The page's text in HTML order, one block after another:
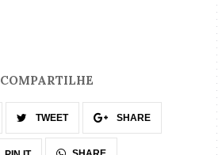
COMPARTILHE
TWEET SHARE